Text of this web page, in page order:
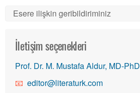
Esere ilişkin geribildiriminiz
İletişim seçenekleri
Prof. Dr. M. Mustafa Aldur, MD-PhD
editor@literaturk.com